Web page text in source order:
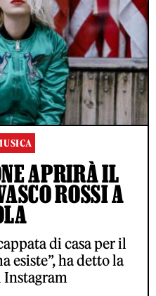
APRIRÀ IL
ROSSI A
di casa per il
esiste”, ha detto la
Instagram